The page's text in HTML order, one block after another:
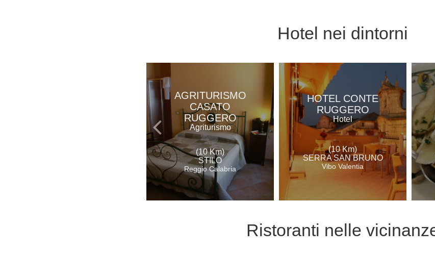
Hotel nei dintorni
AGRITURISMO
CASATO
RUGGERO
Agriturismo
(10 Km)
STILO
Reggio Calabria
HOTEL CONTE
RUGGERO
Hotel
(10 Km)
SERRA SAN BRUNO
Vibo Valentia
Ristoranti nelle